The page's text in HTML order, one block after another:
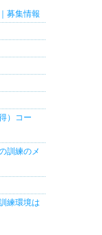
募集情報
）コー
訓練のメ
練環境は